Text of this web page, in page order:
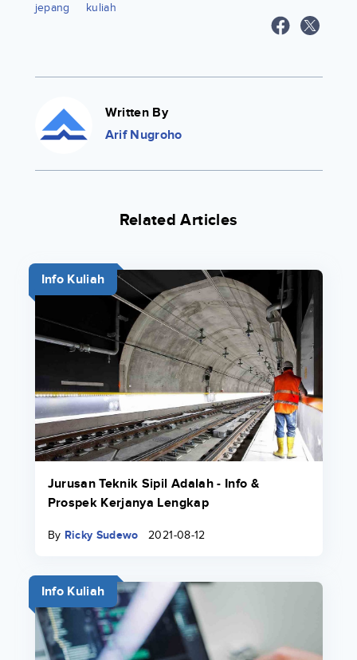
jepang
kuliah
Written By
Arif Nugroho
Related Articles
Info Kuliah
Jurusan Teknik Sipil Adalah - Info &
Prospek Kerjanya Lengkap
By Ricky Sudewo 2021-08-12
Info Kuliah